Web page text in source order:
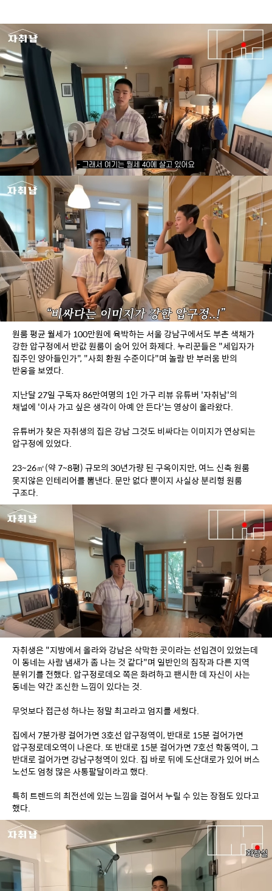
원룸 평균 월세가 100만원에 육박하는 서울 강남구에서도 부촌 색채가
강한 압구정에서 반값 원룸이 숨어 있어 화제다. 누리꾼들은 "세입자가
집주인 양아들인가", "사회 환원 수준이다"며 놀람 반 부러움 반의
반응을 보였다.
지난달 27일 구독자 86만여명의 1인 가구 리뷰 유튜버 '자취남'의
채널에 '이사 가고 싶은 생각이 아예 안 든다'는 영상이 올라왔다.
유튜버가 찾은 자취생의 집은 강남 그것도 비싸다는 이미지가 연상되는
압구정에 있었다.
23~26㎡(약 7~8평) 규모의 30년가량 된 구옥이지만, 여느 신축 원룸
못지않은 인테리어를 뽐낸다. 문만 없다 뿐이지 사실상 분리형 원룸
구조다.
자취생은 "지방에서 올라와 강남은 삭막한 곳이라는 선입견이 있었는데
이 동네는 사람 냄새가 좀 나는 것 같다"며 일반인의 짐작과 다른 지역
분위기를 전했다. 압구정로데오 쪽은 화려하고 팬시한 데 자신이 사는
동네는 약간 조신한 느낌이 있다는 것.
무엇보다 접근성 하나는 정말 최고라고 엄지를 세웠다.
집에서 7분가량 걸어가면 3호선 압구정역이, 반대로 15분 걸어가면
압구정로데오역이 나온다. 또 반대로 15분 걸어가면 7호선 학동역이, 그
반대로 걸어가면 강남구청역이 있다. 집 바로 뒤에 도산대로가 있어 버스
노선도 엄청 많은 사통팔달이라고 했다.
특히 트렌드의 최전선에 있는 느낌을 걸어서 누릴 수 있는 장점도 있다고
했다.